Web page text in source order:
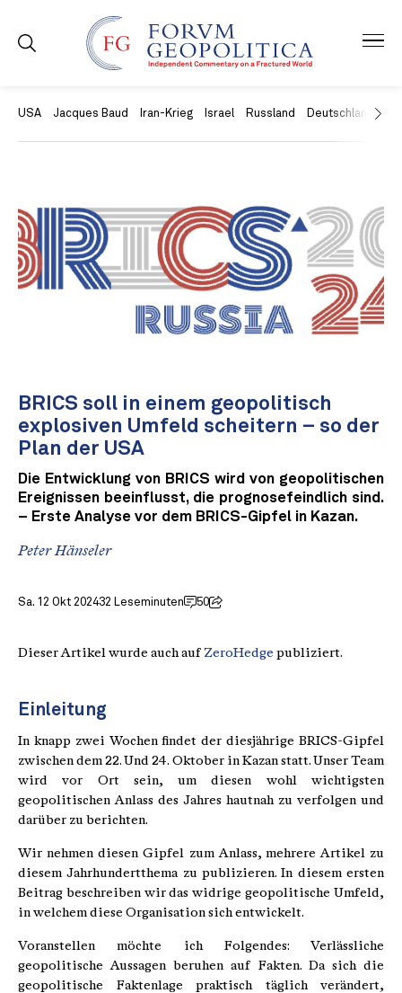
USA Jacques Baud Iran-Krieg Israel Russland Deutschland
BRICS soll in einem geopolitisch
explosiven Umfeld scheitern – so der
Plan der USA
Die Entwicklung von BRICS wird von geopolitischen
Ereignissen beeinflusst, die prognosefeindlich sind.
– Erste Analyse vor dem BRICS-Gipfel in Kazan.
Peter Hänseler
Sa. 12 Okt 202432 Leseminuten 50
Dieser Artikel wurde auch auf ZeroHedge publiziert.
Einleitung
In knapp zwei Wochen findet der diesjährige BRICS-Gipfel
zwischen dem 22. Und 24. Oktober in Kazan statt. Unser Team
wird vor Ort sein, um diesen wohl wichtigsten
geopolitischen Anlass des Jahres hautnah zu verfolgen und
darüber zu berichten.
Wir nehmen diesen Gipfel zum Anlass, mehrere Artikel zu
diesem Jahrhundertthema zu publizieren. In diesem ersten
Beitrag beschreiben wir das widrige geopolitische Umfeld,
in welchem diese Organisation sich entwickelt.
Voranstellen möchte ich Folgendes: Verlässliche
geopolitische Aussagen beruhen auf Fakten. Da sich die
geopolitische Faktenlage praktisch täglich verändert,